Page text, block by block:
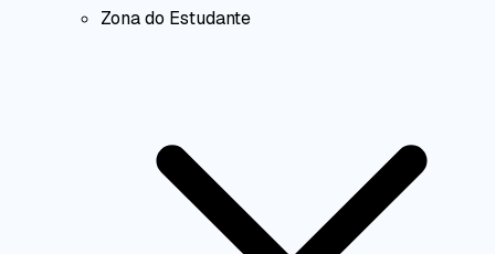
Zona do Estudante